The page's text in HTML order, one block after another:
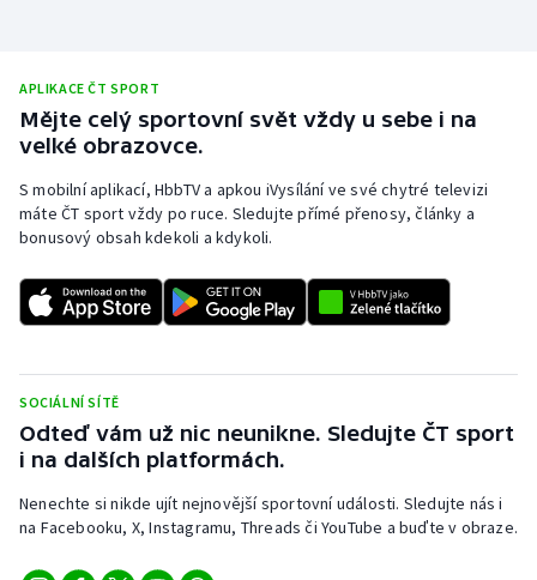
APLIKACE ČT SPORT
Mějte celý sportovní svět vždy u sebe i na
velké obrazovce.
S mobilní aplikací, HbbTV a apkou iVysílání ve své chytré televizi
máte ČT sport vždy po ruce. Sledujte přímé přenosy, články a
bonusový obsah kdekoli a kdykoli.
SOCIÁLNÍ SÍTĚ
Odteď vám už nic neunikne. Sledujte ČT sport
i na dalších platformách.
Nenechte si nikde ujít nejnovější sportovní události. Sledujte nás i
na Facebooku, X, Instagramu, Threads či YouTube a buďte v obraze.